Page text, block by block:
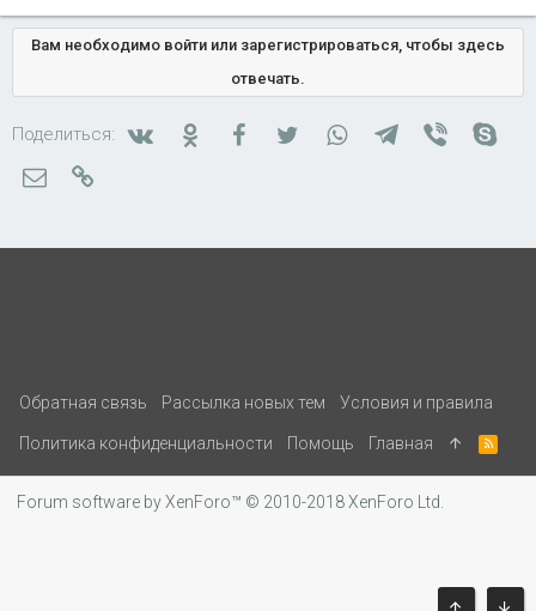
Вам необходимо войти или зарегистрироваться, чтобы здесь
отвечать.
Поделиться: ВконтактеОдноклассники
FacebookTwitterWhatsAppTelegram
Viber
Электронная почта
Обратная связь Рассылка новых тем Условия и правила
Политика конфиденциальности Помощь Главная
R
S
Forum software by XenForo™ © 2010-2018 XenForo Ltd.